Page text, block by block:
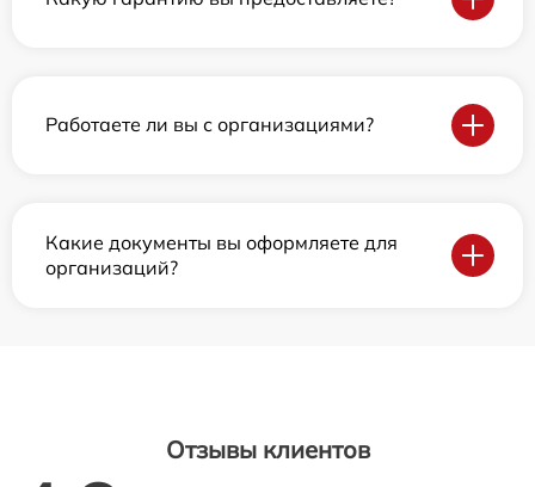
Работаете ли вы с организациями?
Какие документы вы оформляете для
организаций?
Отзывы клиентов